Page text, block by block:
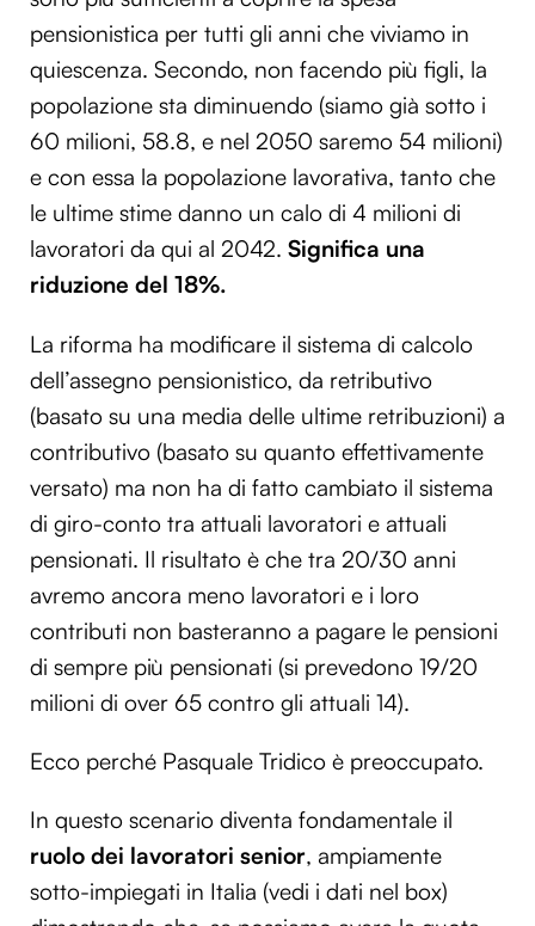
pensionistica per tutti gli anni che viviamo in
quiescenza. Secondo, non facendo più figli, la
popolazione sta diminuendo (siamo già sotto i
60 milioni, 58.8, e nel 2050 saremo 54 milioni)
e con essa la popolazione lavorativa, tanto che
le ultime stime danno un calo di 4 milioni di
lavoratori da qui al 2042. Significa una
riduzione del 18%.
La riforma ha modificare il sistema di calcolo
dell’assegno pensionistico, da retributivo
(basato su una media delle ultime retribuzioni) a
contributivo (basato su quanto effettivamente
versato) ma non ha di fatto cambiato il sistema
di giro-conto tra attuali lavoratori e attuali
pensionati. Il risultato è che tra 20/30 anni
avremo ancora meno lavoratori e i loro
contributi non basteranno a pagare le pensioni
di sempre più pensionati (si prevedono 19/20
milioni di over 65 contro gli attuali 14).
Ecco perché Pasquale Tridico è preoccupato.
In questo scenario diventa fondamentale il
ruolo dei lavoratori senior, ampiamente
sotto-impiegati in Italia (vedi i dati nel box)